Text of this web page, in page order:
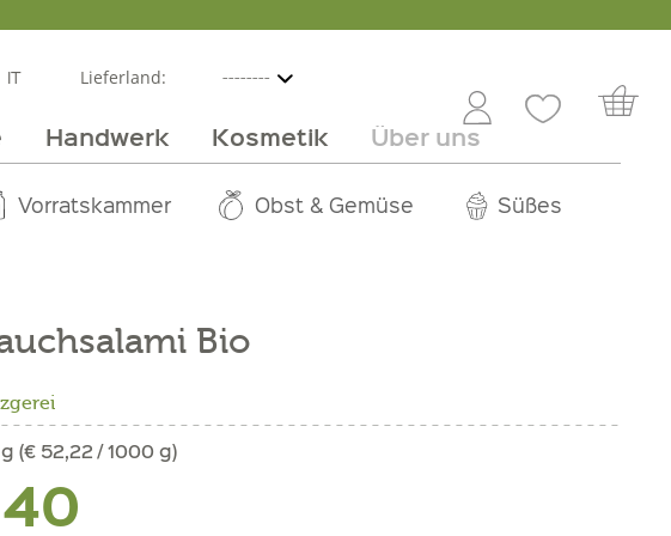
IT Lieferland:
Handwerk Kosmetik Über uns
Vorratskammer Obst & Gemüse Süßes
Weine im Angebot
Exclusive Online Großhandel Service Jobs
Bio
(€ 52,22 / 1000 g)